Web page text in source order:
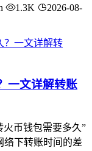
1.3K
2026-08-
一文详解转账
火币钱包需要多久”
络下转账时间的差